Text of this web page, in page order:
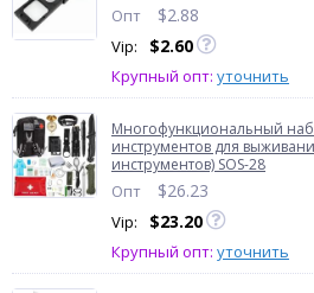
Опт $2.88
Vip: $2.60
Крупный опт: уточнить
Многофункциональный
инструментов для
инструментов) SOS-28
Опт $26.23
Vip: $23.20
Крупный опт: уточнить